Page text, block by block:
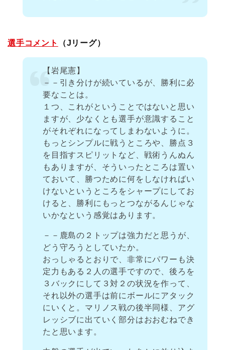
選手コメント （Jリーグ）
【岩尾憲】
－－引き分けが続いているが、勝利に必
要なことは。
１つ、これがということではないと思い
ますが、少なくとも選手が意識すること
がそれぞれになってしまわないように。
もっとシンプルに戦うところや、勝点３
を目指すスピリットなど、戦術うんぬん
もありますが、そういったところは置い
ておいて、勝つために何をしなければい
けないというところをシャープにしてお
けると、勝利にもっとつながるんじゃな
いかなという感覚はあります。
－－鹿島の２トップは強力だと思うが、
どう守ろうとしていたか。
おっしゃるとおりで、非常にパワーも決
定力もある２人の選手ですので、後ろを
３バックにして３対２の状況を作って、
それ以外の選手は前にボールにアタック
にいくと。マリノス戦の後半同様、アグ
レッシブに出ていく部分はおおむねでき
たと思います。